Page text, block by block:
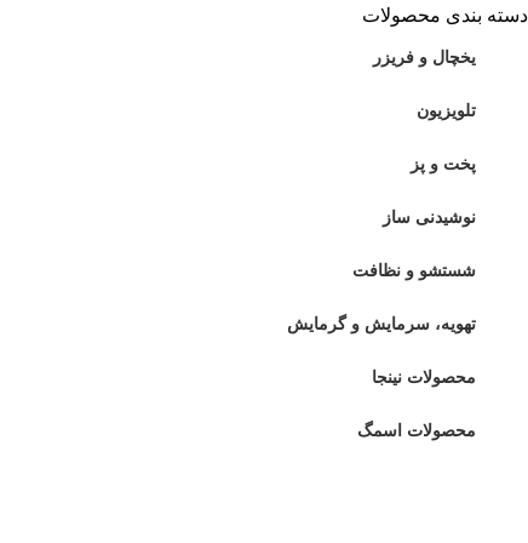
دسته بندی محصولات
یخچال و فریزر
تلویزیون
پخت و پز
نوشیدنی ساز
شستشو و نظافت
تهویه، سرمایش و گرمایش
محصولات نینجا
محصولات اسمگ